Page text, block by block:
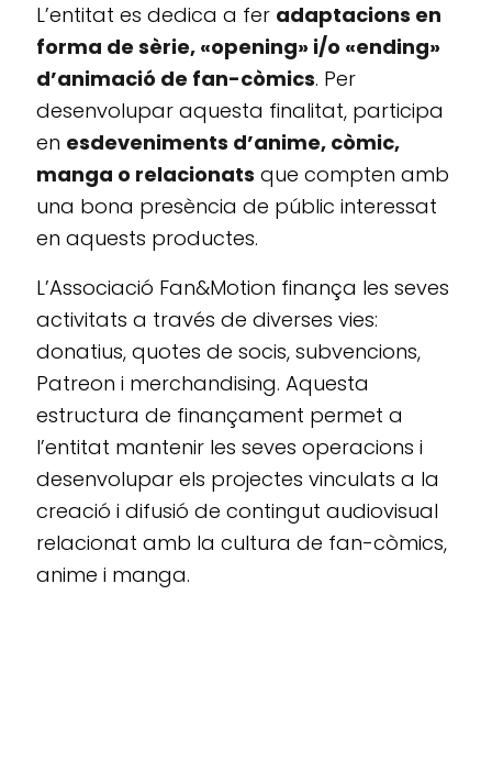
L’entitat es dedica a fer adaptacions en
forma de sèrie, «opening» i/o «ending»
d’animació de fan-còmics. Per
desenvolupar aquesta finalitat, participa
en esdeveniments d’anime, còmic,
manga o relacionats que compten amb
una bona presència de públic interessat
en aquests productes.
L’Associació Fan&Motion finança les seves
activitats a través de diverses vies:
donatius, quotes de socis, subvencions,
Patreon i merchandising. Aquesta
estructura de finançament permet a
l’entitat mantenir les seves operacions i
desenvolupar els projectes vinculats a la
creació i difusió de contingut audiovisual
relacionat amb la cultura de fan-còmics,
anime i manga.